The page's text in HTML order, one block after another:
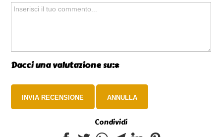
Dacci una valutazione su:*
Condividi